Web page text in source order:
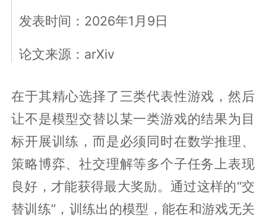
发表时间：2026年1月9日
论文来源：arXiv
在于其精心选择了三类代表性游戏，然后
让不是模型交替以某一类游戏的结果为目
标开展训练，而是必须同时在数学推理、
策略博弈、社交理解等多个子任务上表现
良好，才能获得最大奖励。通过这样的“交
替训练”，训练出的模型，能在和游戏无关